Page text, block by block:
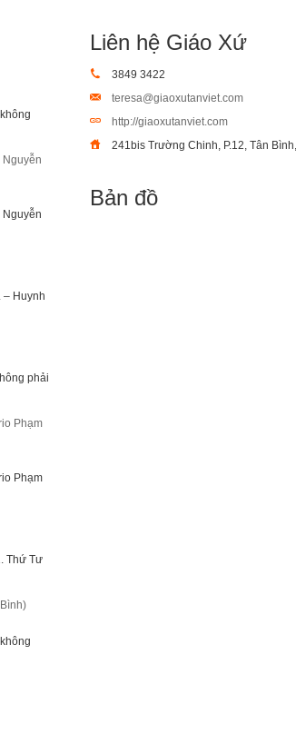
Nguyễn
Nguyễn
– Huynh
phải
Phạm
Phạm
Thứ Tư
Liên hệ Giáo Xứ
3849 3422
teresa@giaoxutanviet.com
http://giaoxutanviet.com
241bis Trường Chinh, P.12, Tân
Bản đồ